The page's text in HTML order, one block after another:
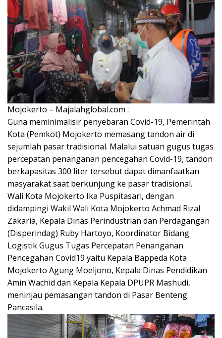
Mojokerto – Majalahglobal.com :
Guna meminimalisir penyebaran Covid-19, Pemerintah
Kota (Pemkot) Mojokerto memasang tandon air di
sejumlah pasar tradisional. Malalui satuan gugus tugas
percepatan penanganan pencegahan Covid-19, tandon
berkapasitas 300 liter tersebut dapat dimanfaatkan
masyarakat saat berkunjung ke pasar tradisional.
Wali Kota Mojokerto Ika Puspitasari, dengan
didampingi Wakil Wali Kota Mojokerto Achmad Rizal
Zakaria, Kepala Dinas Perindustrian dan Perdagangan
(Disperindag) Ruby Hartoyo, Koordinator Bidang
Logistik Gugus Tugas Percepatan Penanganan
Pencegahan Covid19 yaitu Kepala Bappeda Kota
Mojokerto Agung Moeljono, Kepala Dinas Pendidikan
Amin Wachid dan Kepala Kepala DPUPR Mashudi,
meninjau pemasangan tandon di Pasar Benteng
Pancasila.